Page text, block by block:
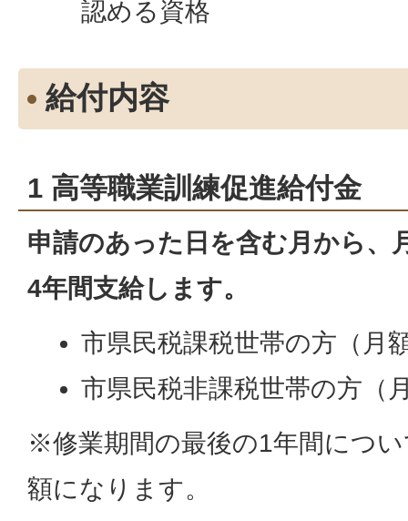
認める資格
給付内容
1 高等職業訓練促進給付金
申請のあった日を含む月から、
4年間支給します。
市県民税課税世帯の方（月
市県民税非課税世帯の方（
※修業期間の最後の1年間につ
額になります。